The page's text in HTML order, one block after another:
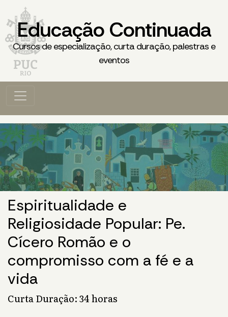
Educação Continuada
Cursos de especialização, curta duração, palestras e
eventos
Espiritualidade e
Religiosidade Popular: Pe.
Cícero Romão e o
compromisso com a fé e a
vida
Curta Duração: 34 horas